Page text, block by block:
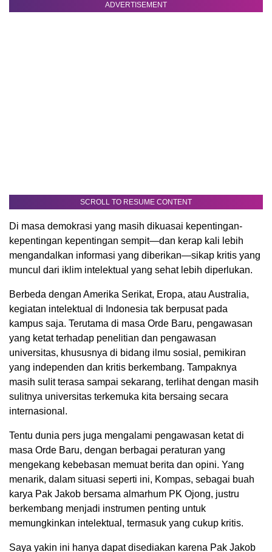
ADVERTISEMENT
SCROLL TO RESUME CONTENT
Di masa demokrasi yang masih dikuasai kepentingan-
kepentingan kepentingan sempit—dan kerap kali lebih
mengandalkan informasi yang diberikan—sikap kritis yang
muncul dari iklim intelektual yang sehat lebih diperlukan.
Berbeda dengan Amerika Serikat, Eropa, atau Australia,
kegiatan intelektual di Indonesia tak berpusat pada
kampus saja. Terutama di masa Orde Baru, pengawasan
yang ketat terhadap penelitian dan pengawasan
universitas, khususnya di bidang ilmu sosial, pemikiran
yang independen dan kritis berkembang. Tampaknya
masih sulit terasa sampai sekarang, terlihat dengan masih
sulitnya universitas terkemuka kita bersaing secara
internasional.
Tentu dunia pers juga mengalami pengawasan ketat di
masa Orde Baru, dengan berbagai peraturan yang
mengekang kebebasan memuat berita dan opini. Yang
menarik, dalam situasi seperti ini, Kompas, sebagai buah
karya Pak Jakob bersama almarhum PK Ojong, justru
berkembang menjadi instrumen penting untuk
memungkinkan intelektual, termasuk yang cukup kritis.
Saya yakin ini hanya dapat disediakan karena Pak Jakob